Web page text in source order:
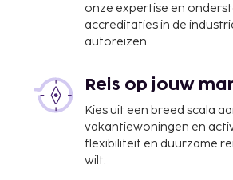
onze expertise en
accreditaties in de
autoreizen.
Reis op jouw
Kies uit een breed scala
vakantiewoningen en
flexibiliteit en duurzame
wilt.